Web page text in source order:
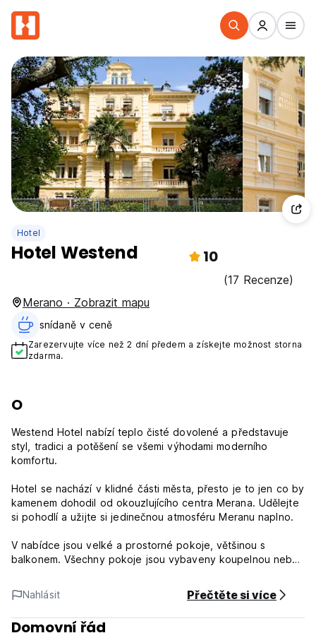
Hotel
Hotel Westend 10
(17 Recenze)
Merano · Zobrazit mapu
snídaně v ceně‎
Zarezervujte více než 2 dní předem a získejte možnost storna
zdarma.
O
Westend Hotel nabízí teplo čisté dovolené a představuje
styl, tradici a potěšení se všemi výhodami moderního
komfortu.
Hotel se nachází v klidné části města, přesto je to jen co by
kamenem dohodil od okouzlujícího centra Merana. Udělejte
si pohodlí a užijte si jedinečnou atmosféru Meranu naplno.
V nabídce jsou velké a prostorné pokoje, většinou s
balkonem. Všechny pokoje jsou vybaveny koupelnou nebo
(mezinárodní programy i německé, rakouské, švýcarské a
italské), telefonem a trezorem.
Těšíme se na Vaši návštěvu a postaráme se o to, aby Váš
Nahlásit Přečtěte si více
Domovní řád